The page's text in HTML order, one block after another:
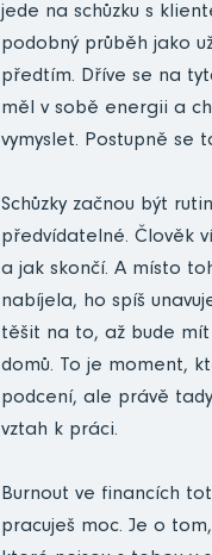
jede na schůzku s
podobný průběh jako
předtím. Dříve se na
měl v sobě energii a
vymyslet. Postupně se
Schůzky začnou být
předvídatelné. Člověk
a jak skončí. A místo
nabíjela, ho spíš
těšit na to, až bude
domů. To je moment,
podcení, ale právě
vztah k práci.
Burnout ve financích
pracuješ moc. Je o